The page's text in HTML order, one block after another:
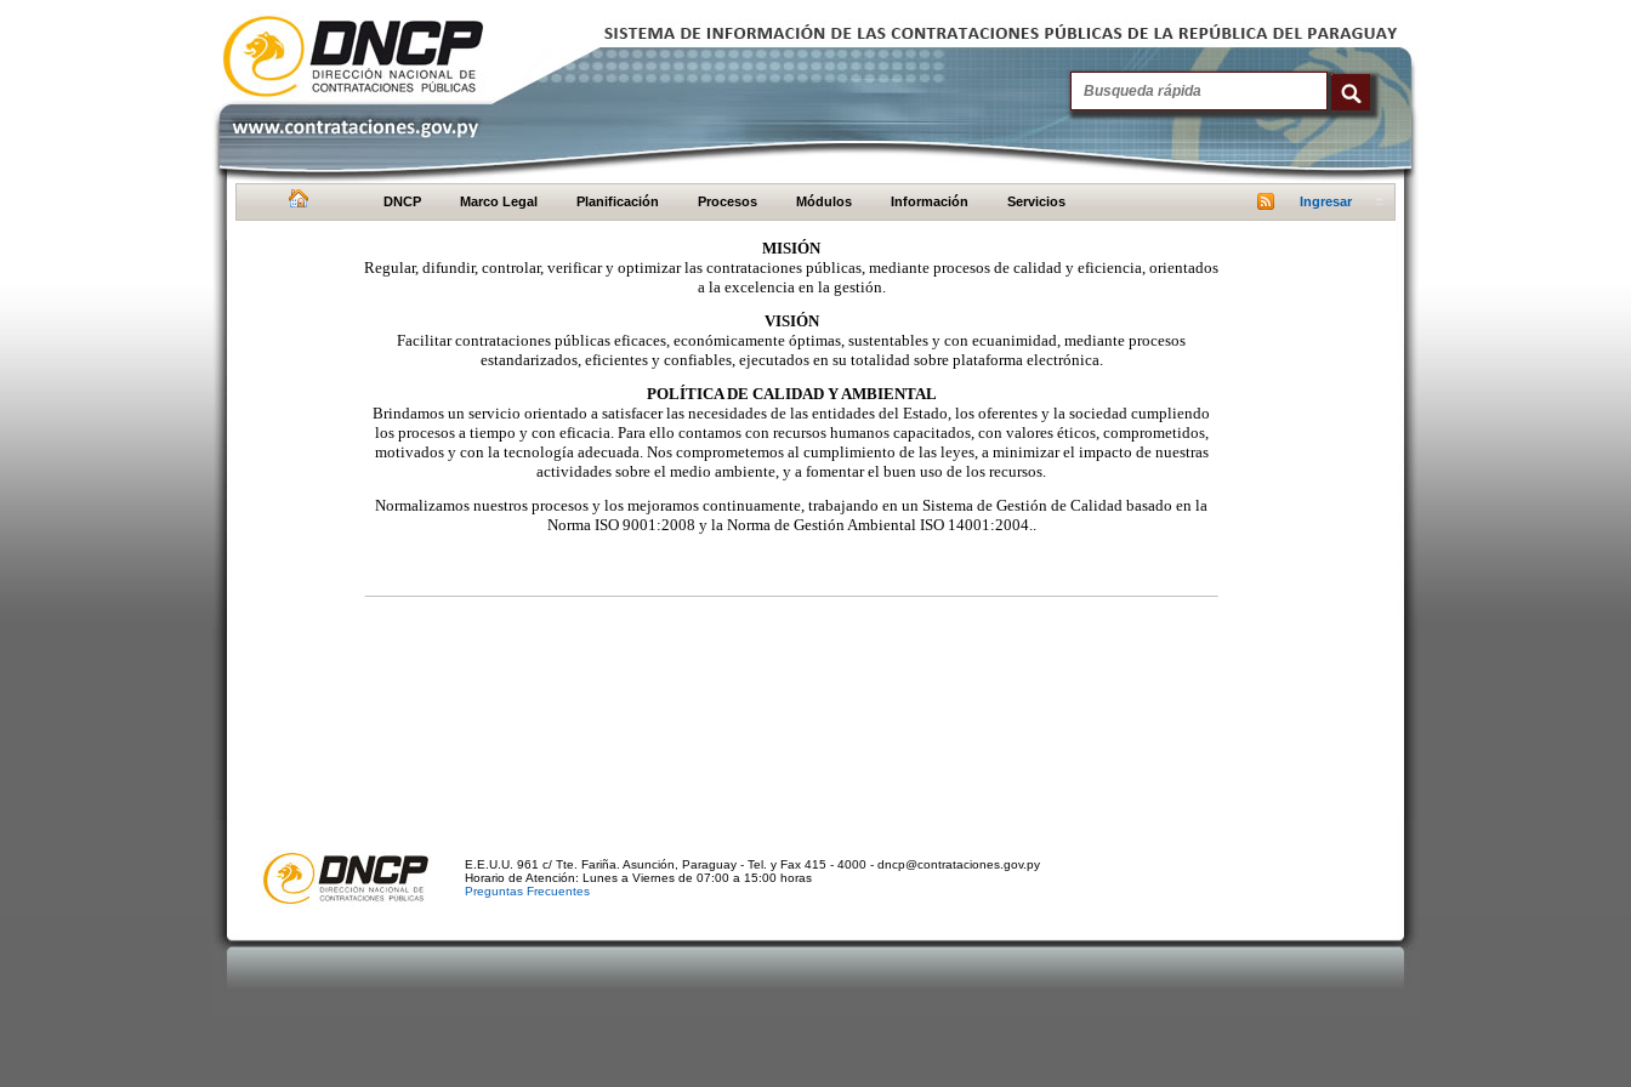
DNCP Marco Legal Planificación Procesos Módulos Información Servicios Ingresar
MISIÓN
Regular, difundir, controlar, verificar y optimizar las contrataciones públicas, mediante procesos de calidad y eficiencia, orientados
a la excelencia en la gestión.
VISIÓN
Facilitar contrataciones públicas eficaces, económicamente óptimas, sustentables y con ecuanimidad, mediante procesos
estandarizados, eficientes y confiables, ejecutados en su totalidad sobre plataforma electrónica.
POLÍTICA DE CALIDAD Y AMBIENTAL
Brindamos un servicio orientado a satisfacer las necesidades de las entidades del Estado, los oferentes y la sociedad cumpliendo
los procesos a tiempo y con eficacia. Para ello contamos con recursos humanos capacitados, con valores éticos, comprometidos,
motivados y con la tecnología adecuada. Nos comprometemos al cumplimiento de las leyes, a minimizar el impacto de nuestras
actividades sobre el medio ambiente, y a fomentar el buen uso de los recursos.
Normalizamos nuestros procesos y los mejoramos continuamente, trabajando en un Sistema de Gestión de Calidad basado en la
Norma ISO 9001:2008 y la Norma de Gestión Ambiental ISO 14001:2004..
E.E.U.U. 961 c/ Tte. Fariña. Asunción, Paraguay - Tel. y Fax 415 - 4000 - dncp@contrataciones.gov.py
Horario de Atención: Lunes a Viernes de 07:00 a 15:00 horas
Preguntas Frecuentes